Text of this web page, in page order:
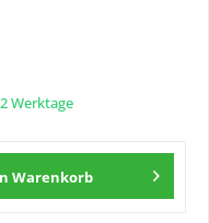
Werktage
Warenkorb